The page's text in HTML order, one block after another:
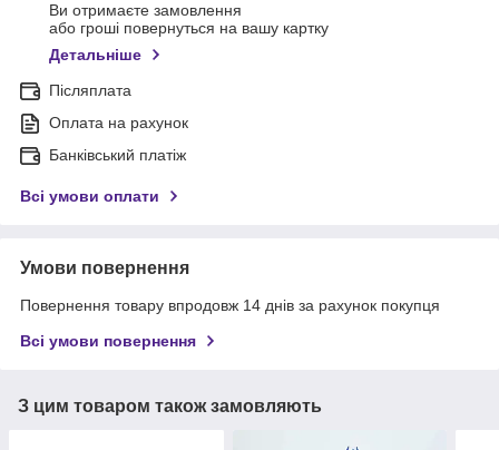
Ви отримаєте замовлення
або гроші повернуться на вашу картку
Детальніше
Післяплата
Оплата на рахунок
Банківський платіж
Всі умови оплати
Умови повернення
Повернення товару впродовж 14 днів за рахунок покупця
Всі умови повернення
З цим товаром також замовляють